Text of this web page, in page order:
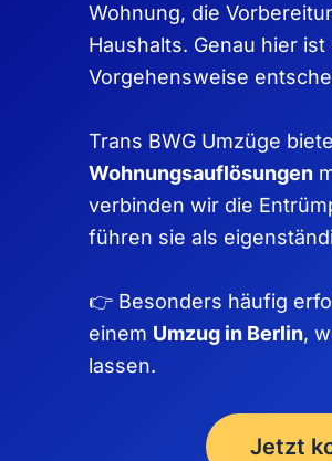
Wohnung, die
Haushalts. Genau hier
Vorgehensweise
Trans BWG Umzüge
Wohnungsauflösungen
verbinden wir die
führen sie als
👉 Besonders häufig
einem Umzug in Berlin,
lassen.
Jetzt